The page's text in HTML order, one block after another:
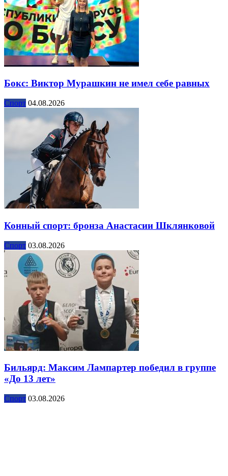
Бокс: Виктор Мурашкин не имел себе равных
Спорт 04.08.2026
Конный спорт: бронза Анастасии Шклянковой
Спорт 03.08.2026
Бильярд: Максим Лампартер победил в группе
«До 13 лет»
Спорт 03.08.2026